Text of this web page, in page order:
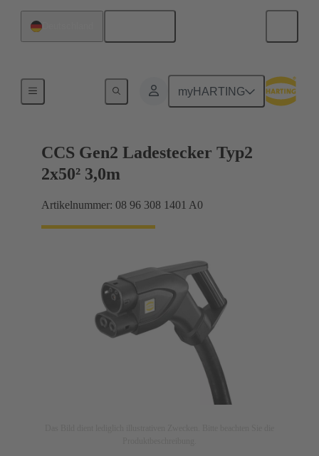
myHARTING
CCS Gen2 Ladestecker Typ2
2x50² 3,0m
Artikelnummer: 08 96 308 1401 A0